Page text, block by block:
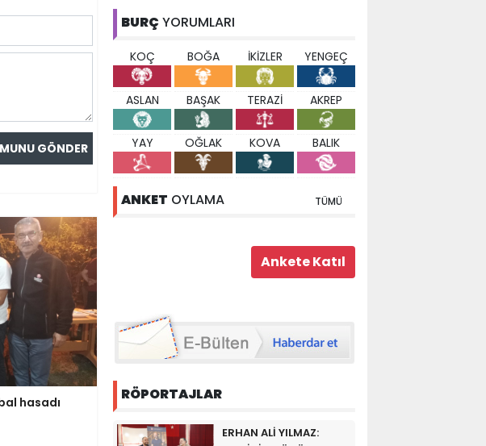
hasadı
BURÇ YORUMLARI
KOÇ BOĞA İKİZLER YENGEÇ
ASLAN BAŞAK TERAZİ AKREP
YAY OĞLAK KOVA BALIK
ANKET OYLAMA TÜMÜ
RÖPORTAJLAR
ERHAN ALİ YILMAZ: